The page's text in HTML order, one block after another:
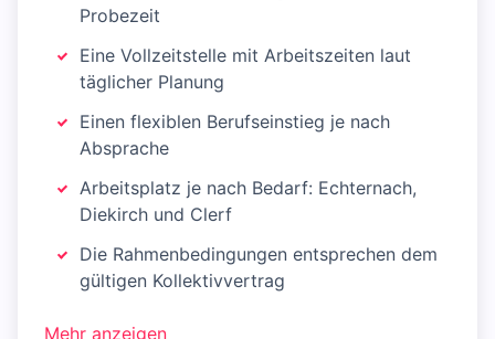
Probezeit
Eine Vollzeitstelle mit Arbeitszeiten laut
täglicher Planung
Einen flexiblen Berufseinstieg je nach
Absprache
Arbeitsplatz je nach Bedarf: Echternach,
Diekirch und Clerf
Die Rahmenbedingungen entsprechen dem
gültigen Kollektivvertrag
Mehr anzeigen